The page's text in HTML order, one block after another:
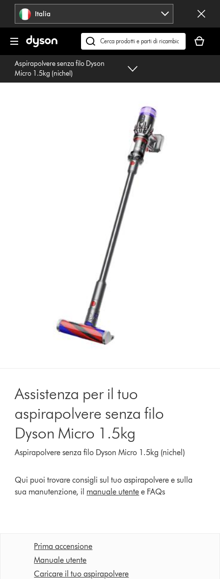
navigazione Italia
Cerca
su
dyson.it
carrello
è
Aspirapolvere senza filo Dyson
Micro 1.5kg (nichel)
Assistenza per il tuo
aspirapolvere senza filo
Dyson Micro 1.5kg
Aspirapolvere senza filo Dyson Micro 1.5kg (nichel)
Qui puoi trovare consigli sul tuo aspirapolvere e sulla
sua manutenzione, il manuale utente e FAQs
Prima accensione
Manuale utente
Caricare il tuo aspirapolvere